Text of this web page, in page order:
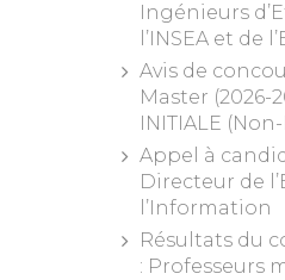
Ingénieurs
l’INSEA et de
Avis de
Master (2026-
INITIALE
Appel à
Directeur de
l’Information
Résultats du
: Professeurs